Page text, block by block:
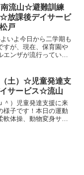
けしますが、ご了承
お願い致...
南流山☆避難訓練
放課後デイサービ
戸
いよ今日から二学期も
すが、現在、保育園や
エンザが流行っている
子です！ロケットペン
操...
土）☆児童発達支
サービス☆流山
＾）児童発達支援に来
様子です！本日の運動
軟体操、動物変身サー